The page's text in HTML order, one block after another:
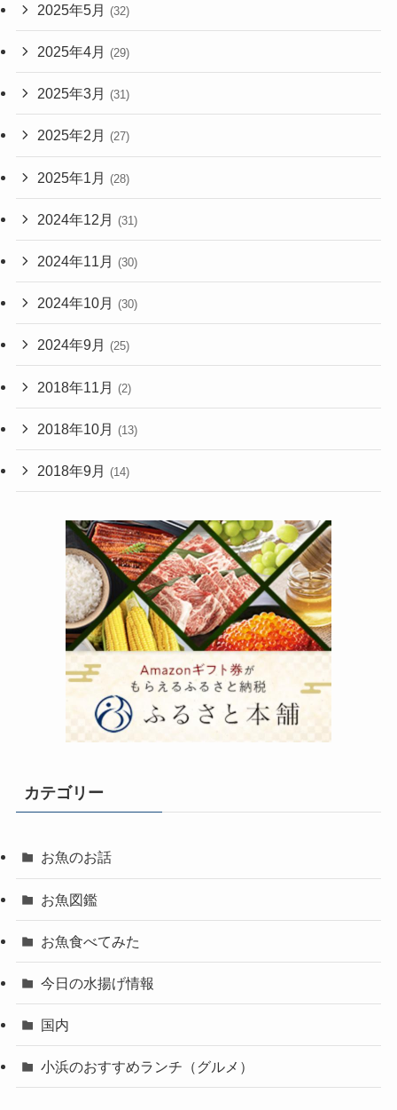
2025年5月 (32)
2025年4月 (29)
2025年3月 (31)
2025年2月 (27)
2025年1月 (28)
2024年12月 (31)
2024年11月 (30)
2024年10月 (30)
2024年9月 (25)
2018年11月 (2)
2018年10月 (13)
2018年9月 (14)
カテゴリー
お魚のお話
お魚図鑑
お魚食べてみた
今日の水揚げ情報
国内
小浜のおすすめランチ（グルメ）